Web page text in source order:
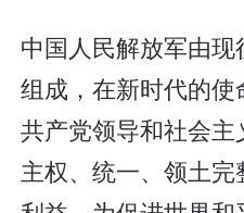
中国人民解放军由
组成，在新时代的
共产党领导和社会
主权、统一、领土